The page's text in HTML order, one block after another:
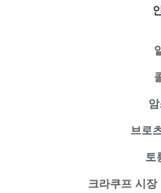
브로
토
크라쿠프 시